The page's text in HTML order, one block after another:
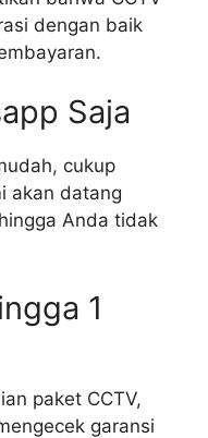
dengan baik
Saja
cukup
akan datang
Anda tidak
1
paket CCTV,
garansi